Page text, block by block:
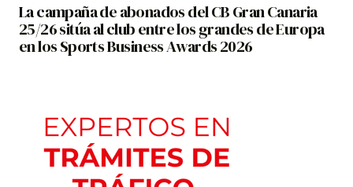
La campaña de abonados del CB Gran Canaria
25/26 sitúa al club entre los grandes de Europa
en los Sports Business Awards 2026